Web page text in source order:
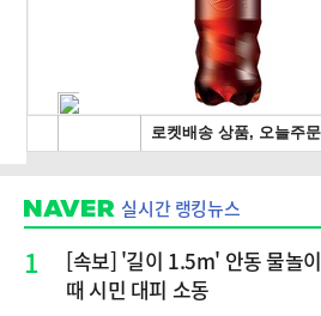
실시간 랭킹뉴스
1
[속보] '길이 1.5m' 안동 물놀
때 시민 대피 소동